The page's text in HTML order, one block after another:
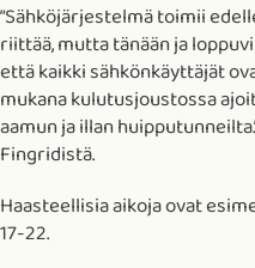
”Sähköjärjestelmä toimii
riittää, mutta tänään ja
että kaikki sähkönkäyttäjät
mukana kulutusjoustossa
aamun ja illan
Fingridistä.
Haasteellisia aikoja ovat
17-22.